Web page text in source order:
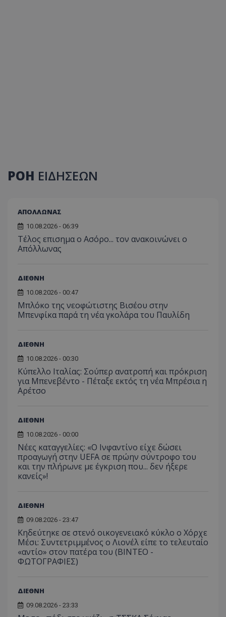
ΡΟΗ ΕΙΔΗΣΕΩΝ
ΑΠΟΛΛΩΝΑΣ
10.08.2026 - 06:39
Tέλος επισημα ο Ασόρο... τον ανακοινώνει ο
Απόλλωνας
ΔΙΕΘΝΗ
10.08.2026 - 00:47
Μπλόκο της νεοφώτιστης Βισέου στην
Μπενφίκα παρά τη νέα γκολάρα του Παυλίδη
ΔΙΕΘΝΗ
10.08.2026 - 00:30
Κύπελλο Ιταλίας: Σούπερ ανατροπή και πρόκριση
για Μπενεβέντο - Πέταξε εκτός τη νέα Μπρέσια η
Αρέτσο
ΔΙΕΘΝΗ
10.08.2026 - 00:00
Νέες καταγγελίες: «Ο Ινφαντίνο είχε δώσει
προαγωγή στην UEFA σε πρώην σύντροφο του
και την πλήρωνε με έγκριση που... δεν ήξερε
κανείς»!
ΔΙΕΘΝΗ
09.08.2026 - 23:47
Κηδεύτηκε σε στενό οικογενειακό κύκλο ο Χόρχε
Μέσι: Συντετριμμένος ο Λιονέλ είπε το τελευταίο
«αντίο» στον πατέρα του (ΒΙΝΤΕΟ -
ΦΩΤΟΓΡΑΦΙΕΣ)
ΔΙΕΘΝΗ
09.08.2026 - 23:33